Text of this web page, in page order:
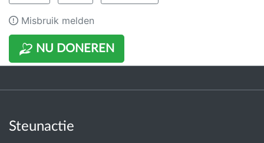
NU DONEREN
Misbruik melden
Steunactie